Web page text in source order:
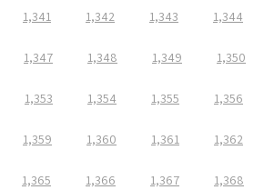
1,341 1,342 1,343 1,344
1,347 1,348 1,349 1,350
1,353 1,354 1,355 1,356
1,359 1,360 1,361 1,362
1,365 1,366 1,367 1,368